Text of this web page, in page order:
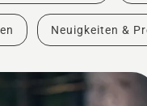
Neuigkeiten &